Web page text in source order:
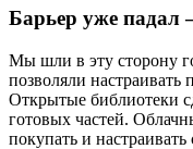
Барьер уже падал
Мы шли в эту сторону
позволяли настраивать
Открытые библиотеки
готовых частей.
покупать и настраивать